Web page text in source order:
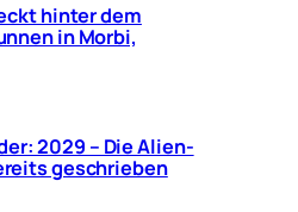
hinter dem
in Morbi,
2029 – Die Alien-
geschrieben